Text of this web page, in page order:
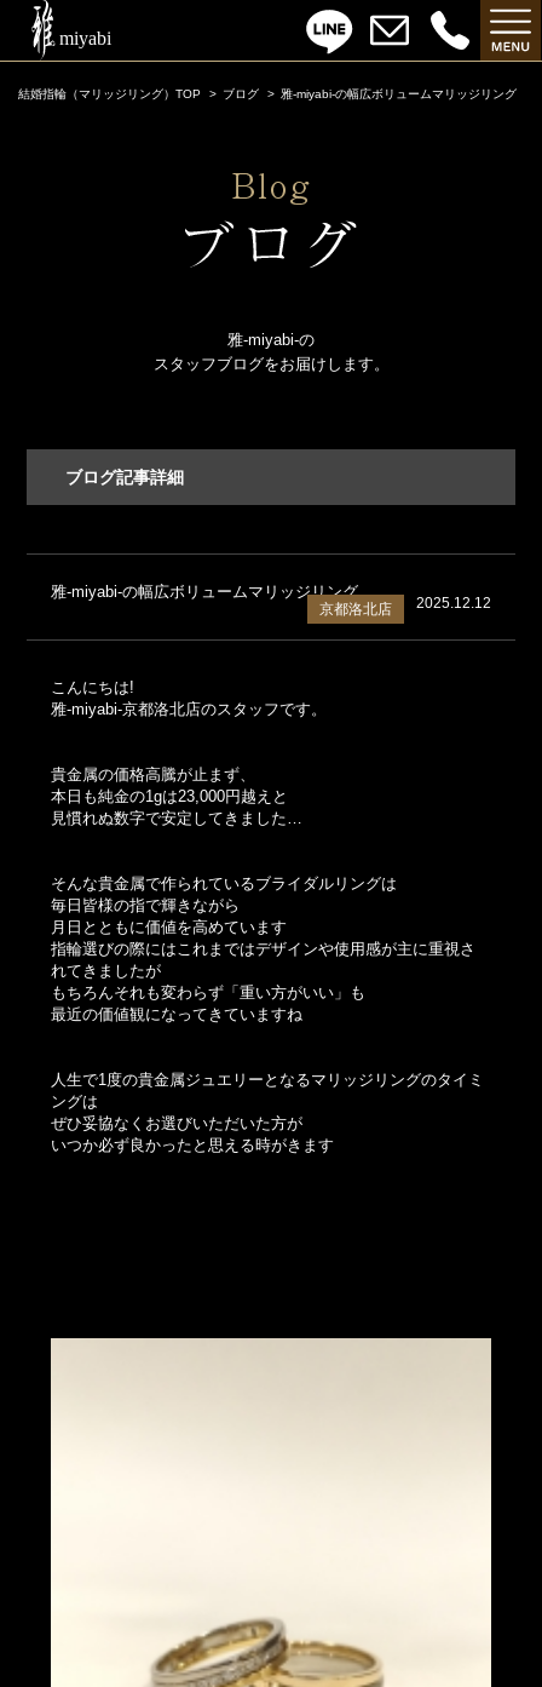
結婚指輪（マリッジリング）TOP ブログ 雅-miyabi-の幅広ボリュームマリッジリング
雅-miyabi-の
スタッフブログをお届けします。
ブログ記事詳細
雅-miyabi-の幅広ボリュームマリッジリング
2025.12.12
京都洛北店
こんにちは!
雅-miyabi-京都洛北店のスタッフです。
貴金属の価格高騰が止まず、
本日も純金の1gは23,000円越えと
見慣れぬ数字で安定してきました…
そんな貴金属で作られているブライダルリングは
毎日皆様の指で輝きながら
月日とともに価値を高めています
指輪選びの際にはこれまではデザインや使用感が主に重視さ
れてきましたが
もちろんそれも変わらず「重い方がいい」も
最近の価値観になってきていますね
人生で1度の貴金属ジュエリーとなるマリッジリングのタイミ
ングは
ぜひ妥協なくお選びいただいた方が
いつか必ず良かったと思える時がきます